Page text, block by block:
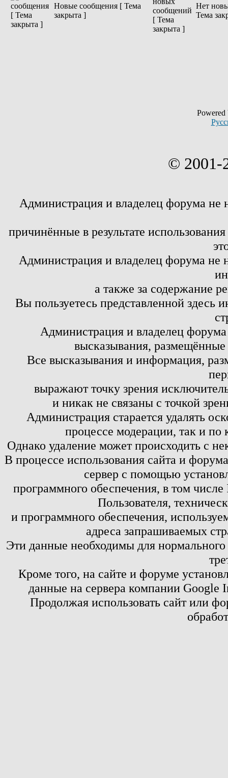
Новые сообщения [ Тема
закрыта ]
Нет
Тема
© 2001-
Администрация и владелец форума не
причинённые в результате
Администрация и владелец форума не
а также за содержание
Вы пользуетесь представленной здесь
Администрация и владелец
высказывания,
Все высказывания и информация,
выражают точку зрения
и никак не связаны с точкой
Администрация старается удалять
процессе модерации, так и по
Однако удаление может происходить с
В процессе использования сайта и
сервер с помощью
программного обеспечения, в том
Пользователя,
и программного обеспечения,
адреса запрашиваемых
Эти данные необходимы для
Кроме того, на сайте и форуме
данные на сервера компании
Продолжая использовать сайт или